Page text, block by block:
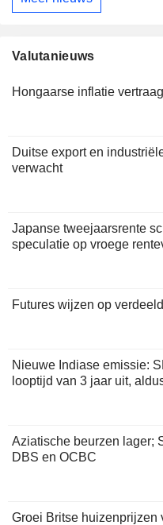
Valutanieuws
Hongaarse inflatie
Duitse export en
verwacht
Japanse tweejaarsrente
speculatie op vroege
Futures wijzen op
Nieuwe Indiase emissie:
looptijd van 3 jaar uit,
Aziatische beurzen lager;
DBS en OCBC
Groei Britse huizenprijzen